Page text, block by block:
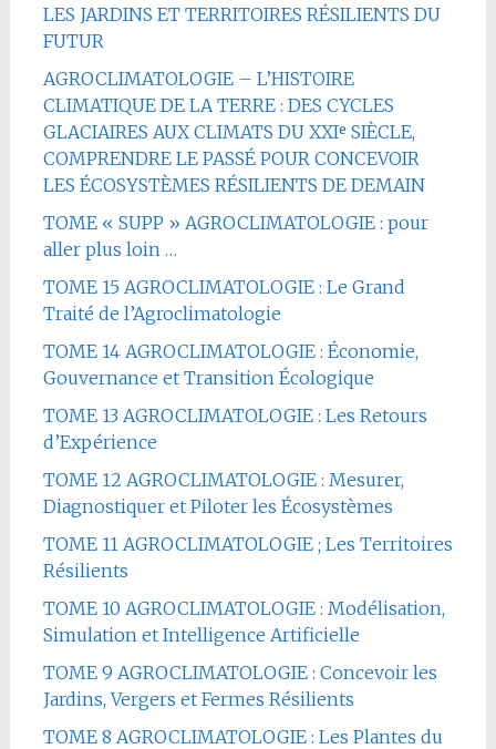
LES JARDINS ET TERRITOIRES RÉSILIENTS DU
FUTUR
AGROCLIMATOLOGIE – L’HISTOIRE
CLIMATIQUE DE LA TERRE : DES CYCLES
GLACIAIRES AUX CLIMATS DU XXIᵉ SIÈCLE,
COMPRENDRE LE PASSÉ POUR CONCEVOIR
LES ÉCOSYSTÈMES RÉSILIENTS DE DEMAIN
TOME « SUPP » AGROCLIMATOLOGIE : pour
aller plus loin …
TOME 15 AGROCLIMATOLOGIE : Le Grand
Traité de l’Agroclimatologie
TOME 14 AGROCLIMATOLOGIE : Économie,
Gouvernance et Transition Écologique
TOME 13 AGROCLIMATOLOGIE : Les Retours
d’Expérience
TOME 12 AGROCLIMATOLOGIE : Mesurer,
Diagnostiquer et Piloter les Écosystèmes
TOME 11 AGROCLIMATOLOGIE ; Les Territoires
Résilients
TOME 10 AGROCLIMATOLOGIE : Modélisation,
Simulation et Intelligence Artificielle
TOME 9 AGROCLIMATOLOGIE : Concevoir les
Jardins, Vergers et Fermes Résilients
TOME 8 AGROCLIMATOLOGIE : Les Plantes du